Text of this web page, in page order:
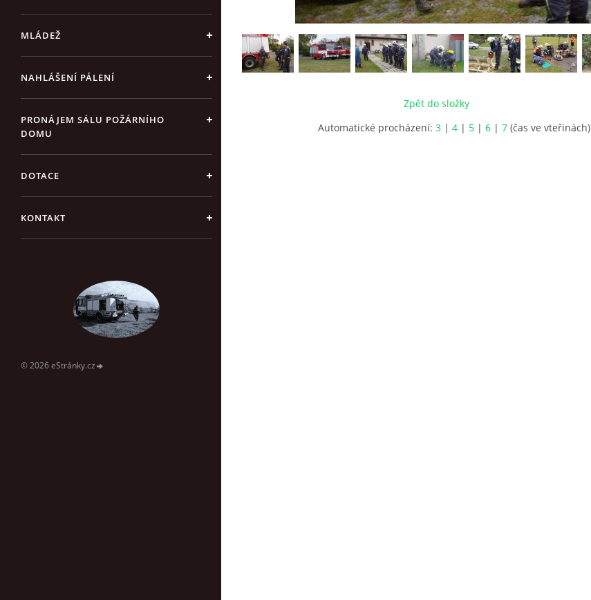
MLÁDEŽ
NAHLÁŠENÍ PÁLENÍ
PRONÁJEM SÁLU POŽÁRNÍHO
DOMU
DOTACE
KONTAKT
© 2026 eStránky.cz
Zpět do složky
Automatické procházení: 3 | 4 | 5 | 6 | 7 (čas ve vteřinách)